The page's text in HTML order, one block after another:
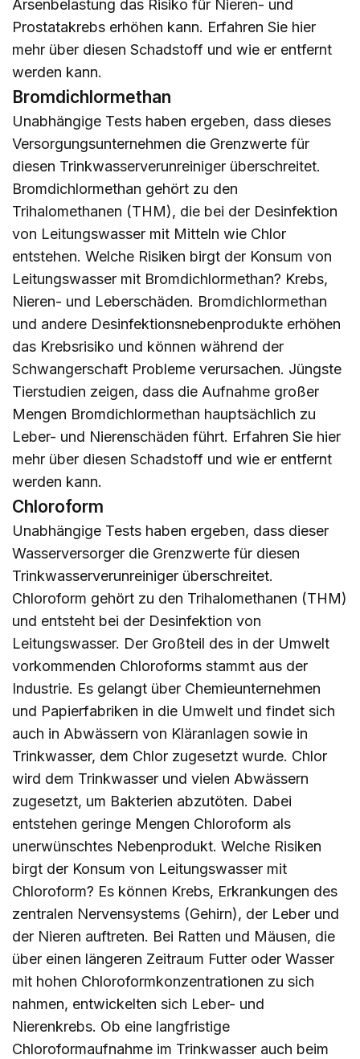
Arsenbelastung das Risiko für Nieren- und
Prostatakrebs erhöhen kann. Erfahren Sie hier
mehr über diesen Schadstoff und wie er entfernt
werden kann.
Bromdichlormethan
Unabhängige Tests haben ergeben, dass dieses
Versorgungsunternehmen die Grenzwerte für
diesen Trinkwasserverunreiniger überschreitet.
Bromdichlormethan gehört zu den
Trihalomethanen (THM), die bei der Desinfektion
von Leitungswasser mit Mitteln wie Chlor
entstehen. Welche Risiken birgt der Konsum von
Leitungswasser mit Bromdichlormethan? Krebs,
Nieren- und Leberschäden. Bromdichlormethan
und andere Desinfektionsnebenprodukte erhöhen
das Krebsrisiko und können während der
Schwangerschaft Probleme verursachen. Jüngste
Tierstudien zeigen, dass die Aufnahme großer
Mengen Bromdichlormethan hauptsächlich zu
Leber- und Nierenschäden führt. Erfahren Sie hier
mehr über diesen Schadstoff und wie er entfernt
werden kann.
Chloroform
Unabhängige Tests haben ergeben, dass dieser
Wasserversorger die Grenzwerte für diesen
Trinkwasserverunreiniger überschreitet.
Chloroform gehört zu den Trihalomethanen (THM)
und entsteht bei der Desinfektion von
Leitungswasser. Der Großteil des in der Umwelt
vorkommenden Chloroforms stammt aus der
Industrie. Es gelangt über Chemieunternehmen
und Papierfabriken in die Umwelt und findet sich
auch in Abwässern von Kläranlagen sowie in
Trinkwasser, dem Chlor zugesetzt wurde. Chlor
wird dem Trinkwasser und vielen Abwässern
zugesetzt, um Bakterien abzutöten. Dabei
entstehen geringe Mengen Chloroform als
unerwünschtes Nebenprodukt. Welche Risiken
birgt der Konsum von Leitungswasser mit
Chloroform? Es können Krebs, Erkrankungen des
zentralen Nervensystems (Gehirn), der Leber und
der Nieren auftreten. Bei Ratten und Mäusen, die
über einen längeren Zeitraum Futter oder Wasser
mit hohen Chloroformkonzentrationen zu sich
nahmen, entwickelten sich Leber- und
Nierenkrebs. Ob eine langfristige
Chloroformaufnahme im Trinkwasser auch beim